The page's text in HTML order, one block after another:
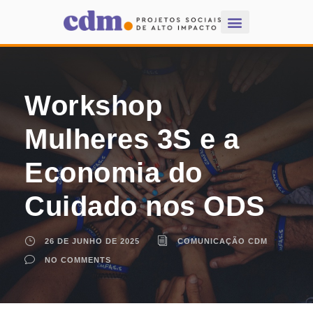
Workshop
Mulheres 3S e a
Economia do
Cuidado nos ODS
26 DE JUNHO DE 2025 COMUNICAÇÃO CDM
NO COMMENTS